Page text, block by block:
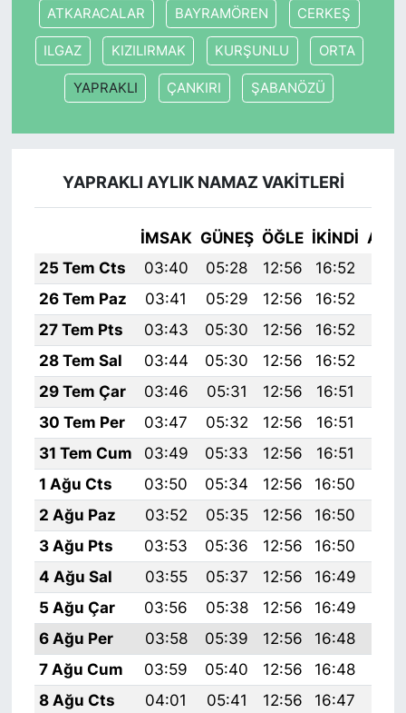
ATKARACALAR BAYRAMÖREN CERKEŞ
ILGAZ KIZILIRMAK KURŞUNLU ORTA
YAPRAKLI ÇANKIRI ŞABANÖZÜ
YAPRAKLI AYLIK NAMAZ VAKITLERI
İMSAK GÜNEŞ ÖĞLE İKINDI
25 Tem Cts
03:40 05:28 12:56 16:52
26 Tem Paz
03:41 05:29 12:56 16:52
27 Tem Pts
03:43 05:30 12:56 16:52
28 Tem Sal
03:44 05:30 12:56 16:52
29 Tem Çar
03:46 05:31 12:56 16:51
30 Tem Per
03:47 05:32 12:56 16:51
31 Tem Cum
03:49 05:33 12:56 16:51
1 Ağu Cts
03:50 05:34 12:56 16:50
2 Ağu Paz
03:52 05:35 12:56 16:50
3 Ağu Pts
03:53 05:36 12:56 16:50
4 Ağu Sal
03:55 05:37 12:56 16:49
5 Ağu Çar
03:56 05:38 12:56 16:49
6 Ağu Per
03:58 05:39 12:56 16:48
7 Ağu Cum
03:59 05:40 12:56 16:48
8 Ağu Cts
04:01 05:41 12:56 16:47